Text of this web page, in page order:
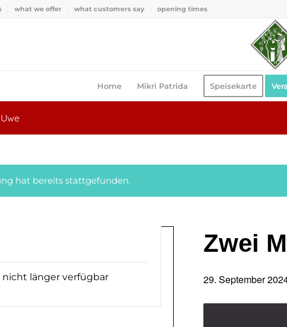
what we offer what customers say opening times
Home Mikri Patrida Speisekarte
hat bereits stattgefunden.
Zwei
29. September
nicht länger verfügbar